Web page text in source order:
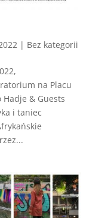
| Bez kategorii
na Placu
& Guests
i taniec